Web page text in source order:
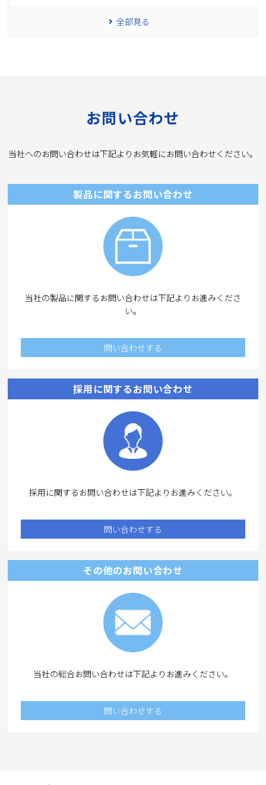
全部見る
お問い合わせ
当社へのお問い合わせは下記よりお気軽にお問い合わせください。
製品に関するお問い合わせ
当社の製品に関するお問い合わせは下記よりお進みくださ
い。
問い合わせする
採用に関するお問い合わせ
採用に関するお問い合わせは下記よりお進みください。
問い合わせする
その他のお問い合わせ
当社の総合お問い合わせは下記よりお進みください。
問い合わせする